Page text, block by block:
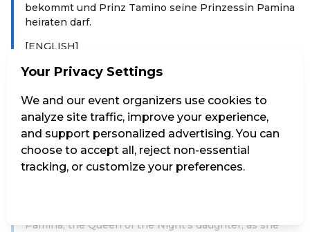
bekommt und Prinz Tamino seine Prinzessin Pamina
heiraten darf.
[ENGLISH]
The composer Wolfgang Amadeus Mozart - as a
friendly way Spoken language: German Duration:
1h15min incl 15min intermission Synopsis in English
and other languages at the Box office. Price € 1,-
The story begins in the "Magic Flute House". In this
little house, still standing today in the garden of the
Pamina, the Queen of the Night's daughter, as she
Your Privacy Settings
We and our event organizers use cookies to
analyze site traffic, improve your experience,
and support personalized advertising. You can
choose to accept all, reject non-essential
tracking, or customize your preferences.